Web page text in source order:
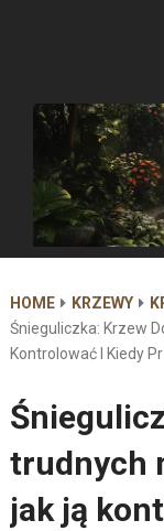
HOME KRZEWY
Śnieguliczka: Krzew
Kontrolować I Kiedy
trudnych
jak ją